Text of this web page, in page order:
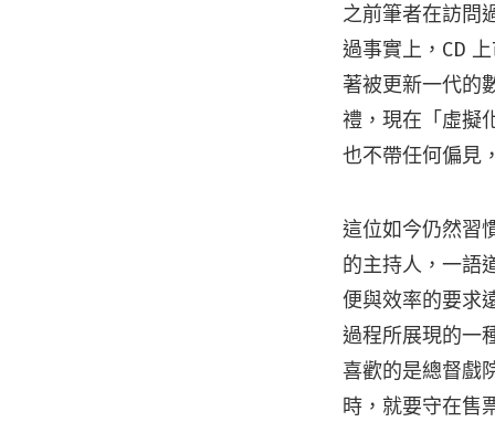
之前筆者在訪問
過事實上，CD
著被更新一代的
禮，現在「虛擬
也不帶任何偏見
這位如今仍然習
的主持人，一語
便與效率的要求
過程所展現的一
喜歡的是總督戲
時，就要守在售